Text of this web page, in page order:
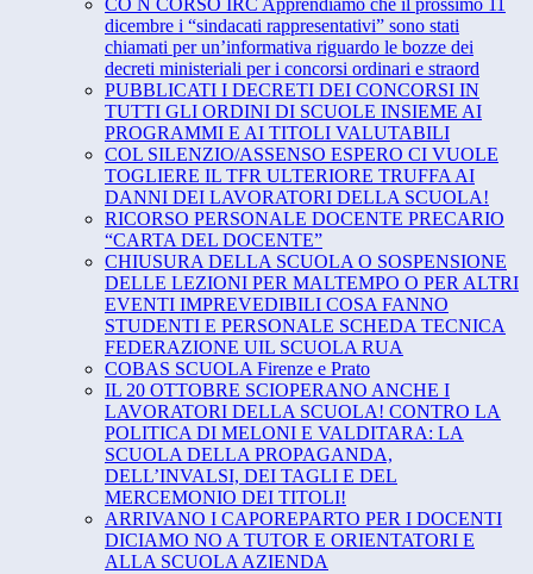
CO N CORSO IRC Apprendiamo che il prossimo 11
dicembre i “sindacati rappresentativi” sono stati
chiamati per un’informativa riguardo le bozze dei
decreti ministeriali per i concorsi ordinari e straord
PUBBLICATI I DECRETI DEI CONCORSI IN
TUTTI GLI ORDINI DI SCUOLE INSIEME AI
PROGRAMMI E AI TITOLI VALUTABILI
COL SILENZIO/ASSENSO ESPERO CI VUOLE
TOGLIERE IL TFR ULTERIORE TRUFFA AI
DANNI DEI LAVORATORI DELLA SCUOLA!
RICORSO PERSONALE DOCENTE PRECARIO
“CARTA DEL DOCENTE”
CHIUSURA DELLA SCUOLA O SOSPENSIONE
DELLE LEZIONI PER MALTEMPO O PER ALTRI
EVENTI IMPREVEDIBILI COSA FANNO
STUDENTI E PERSONALE SCHEDA TECNICA
FEDERAZIONE UIL SCUOLA RUA
COBAS SCUOLA Firenze e Prato
IL 20 OTTOBRE SCIOPERANO ANCHE I
LAVORATORI DELLA SCUOLA! CONTRO LA
POLITICA DI MELONI E VALDITARA: LA
SCUOLA DELLA PROPAGANDA,
DELL’INVALSI, DEI TAGLI E DEL
MERCEMONIO DEI TITOLI!
ARRIVANO I CAPOREPARTO PER I DOCENTI
DICIAMO NO A TUTOR E ORIENTATORI E
ALLA SCUOLA AZIENDA